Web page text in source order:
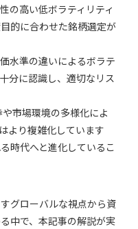
の高い低ボラティリティ
的に合わせた銘柄選定が
水準の違いによるボラテ
分に認識し、適切なリス
市場環境の多様化によ
より複雑化しています
時代へと進化しているこ
グローバルな視点から資
中で、本記事の解説が実